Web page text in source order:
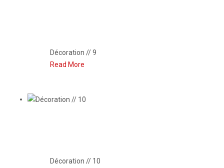
Décoration // 9
Read More
Décoration // 10